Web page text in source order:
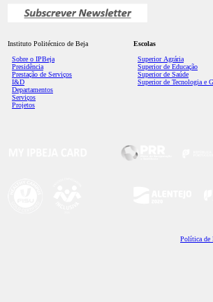
Instituto Politécnico de Beja
Sobre o IPBeja
Presidência
Prestação de Serviços
I&D
Departamentos
Serviços
Projetos
Escolas
Superior Agrária
Superior de Educação
Superior de Saúde
Superior de Tecnologia e
Política de